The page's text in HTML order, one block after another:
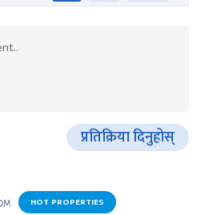
प्रतिक्रिया दिनुहोस्
HOT PROPERTIES